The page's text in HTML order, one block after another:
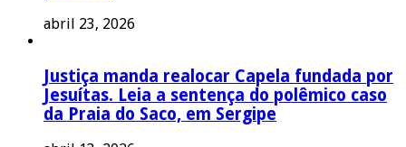
abril 23, 2026
Justiça manda realocar Capela fundada por
Jesuítas. Leia a sentença do polêmico caso
da Praia do Saco, em Sergipe